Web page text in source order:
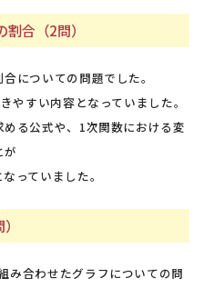
割合（2問）
についての問題でした。
やすい内容となっていました。
る公式や、1次関数における変
が
っていました。
み合わせたグラフについての問